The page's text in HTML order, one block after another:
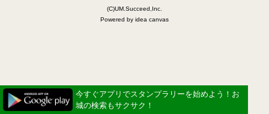
(C)UM.Succeed,Inc.
Powered by idea canvas
今すぐアプリでスタンプラリーを始めよう！お
城の検索もサクサク！